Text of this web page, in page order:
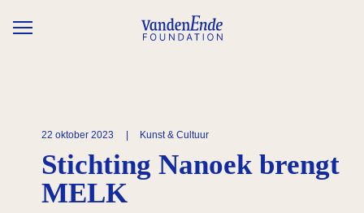
Overslaan en naar de inhoud gaan
22 oktober 2023 Kunst & Cultuur
Stichting Nanoek brengt
MELK